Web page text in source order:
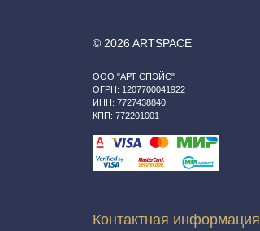
© 2026 ARTSPACE
ООО "АРТ СПЭЙС"
ОГРН: 1207700041922
ИНН: 7727438840
КПП: 772201001
Контактная информация